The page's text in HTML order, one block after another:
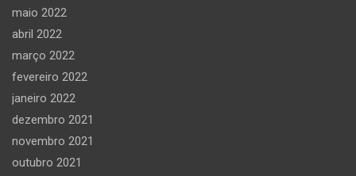
maio 2022
abril 2022
março 2022
fevereiro 2022
janeiro 2022
dezembro 2021
novembro 2021
outubro 2021